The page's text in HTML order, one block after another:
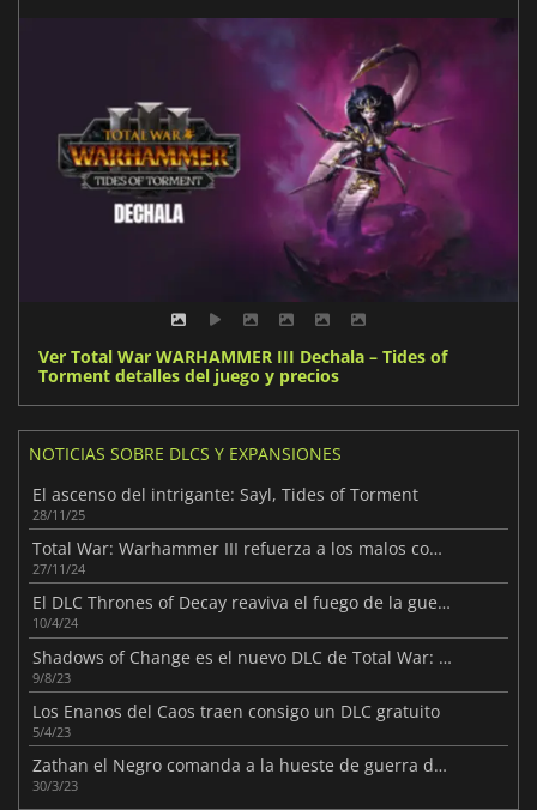
Ver Total War WARHAMMER III Dechala – Tides of
Torment detalles del juego y precios
NOTICIAS SOBRE DLCS Y EXPANSIONES
El ascenso del intrigante: Sayl, Tides of Torment
28/11/25
Total War: Warhammer III refuerza a los malos con Omens of Destruction
27/11/24
El DLC Thrones of Decay reaviva el fuego de la guerra en Total War: Warhammer III
10/4/24
Shadows of Change es el nuevo DLC de Total War: Warhammer III
9/8/23
Los Enanos del Caos traen consigo un DLC gratuito
5/4/23
Zathan el Negro comanda a la hueste de guerra de Zharr a la batalla.
30/3/23